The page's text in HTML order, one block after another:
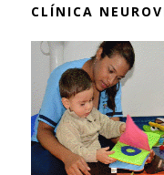
CLÍNICA